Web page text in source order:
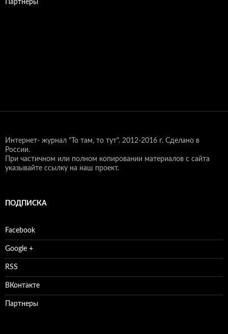
Партнеры
Интернет- журнал "То там, то тут". 2012-2016 г. Сделано в
России.
При частичном или полном копировании материалов с сайта
указывайте ссылку на наш проект.
ПОДПИСКА
Facebook
Google +
RSS
ВКонтакте
Партнеры